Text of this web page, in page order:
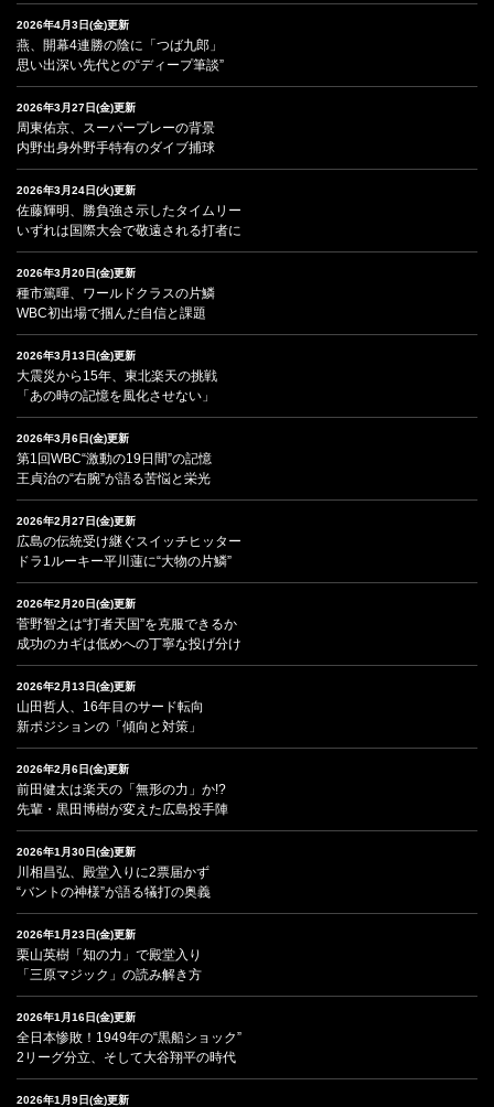
2026年4月3日(金)更新
燕、開幕4連勝の陰に「つば九郎」
思い出深い先代との“ディープ筆談”
2026年3月27日(金)更新
周東佑京、スーパープレーの背景
内野出身外野手特有のダイブ捕球
2026年3月24日(火)更新
佐藤輝明、勝負強さ示したタイムリー
いずれは国際大会で敬遠される打者に
2026年3月20日(金)更新
種市篤暉、ワールドクラスの片鱗
WBC初出場で掴んだ自信と課題
2026年3月13日(金)更新
大震災から15年、東北楽天の挑戦
「あの時の記憶を風化させない」
2026年3月6日(金)更新
第1回WBC“激動の19日間”の記憶
王貞治の“右腕”が語る苦悩と栄光
2026年2月27日(金)更新
広島の伝統受け継ぐスイッチヒッター
ドラ1ルーキー平川蓮に“大物の片鱗”
2026年2月20日(金)更新
菅野智之は“打者天国”を克服できるか
成功のカギは低めへの丁寧な投げ分け
2026年2月13日(金)更新
山田哲人、16年目のサード転向
新ポジションの「傾向と対策」
2026年2月6日(金)更新
前田健太は楽天の「無形の力」か!?
先輩・黒田博樹が変えた広島投手陣
2026年1月30日(金)更新
川相昌弘、殿堂入りに2票届かず
“バントの神様”が語る犠打の奥義
2026年1月23日(金)更新
栗山英樹「知の力」で殿堂入り
「三原マジック」の読み解き方
2026年1月16日(金)更新
全日本惨敗！1949年の“黒船ショック”
2リーグ分立、そして大谷翔平の時代
2026年1月9日(金)更新